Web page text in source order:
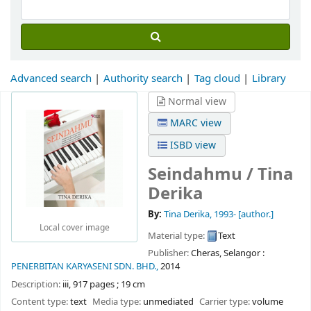
Advanced search Authority search Tag cloud Library
Local cover image
Normal view
MARC view
ISBD view
Seindahmu /Tina
Derika
By: Tina Derika, 1993- [author.]
Material type:
Text
Publisher:Cheras, Selangor :
PENERBITAN KARYASENI SDN. BHD.,2014
Description: iii, 917 pages ; 19 cm
Content type:text Media type: unmediated Carrier type:volume